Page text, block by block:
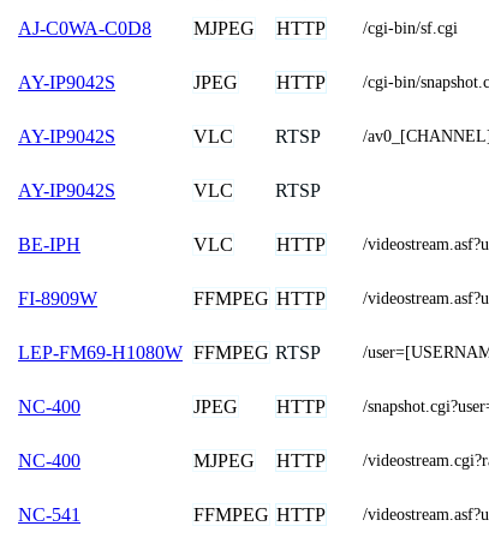
AJ-C0WA-C0D8 MJPEG HTTP /cgi-bin/sf.cgi
AY-IP9042S JPEG HTTP /cgi-bin/
AY-IP9042S VLC RTSP /
AY-IP9042S VLC RTSP
BE-IPH VLC HTTP /
FI-8909W FFMPEG HTTP /
LEP-FM69-H1080W FFMPEG RTSP /
NC-400 JPEG HTTP /
NC-400 MJPEG HTTP /
NC-541 FFMPEG HTTP /